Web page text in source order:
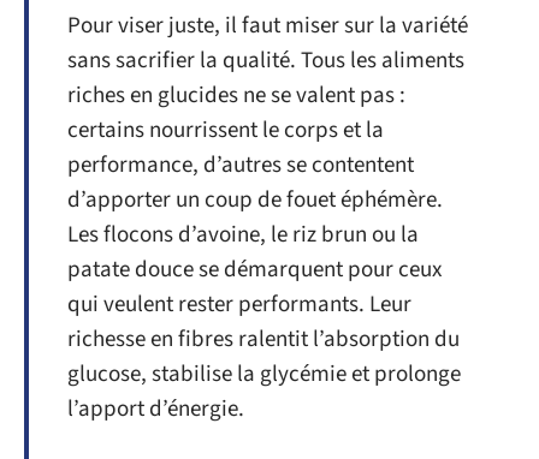
Pour viser juste, il faut miser sur la variété
sans sacrifier la qualité. Tous les aliments
riches en glucides ne se valent pas :
certains nourrissent le corps et la
performance, d’autres se contentent
d’apporter un coup de fouet éphémère.
Les flocons d’avoine, le riz brun ou la
patate douce se démarquent pour ceux
qui veulent rester performants. Leur
richesse en fibres ralentit l’absorption du
glucose, stabilise la glycémie et prolonge
l’apport d’énergie.